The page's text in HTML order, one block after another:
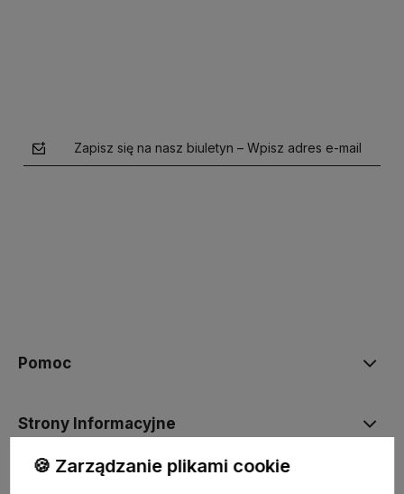
Zapisz się na nasz biuletyn – Wpisz adres e-mail
Pomoc
Strony Informacyjne
🍪 Zarządzanie plikami cookie